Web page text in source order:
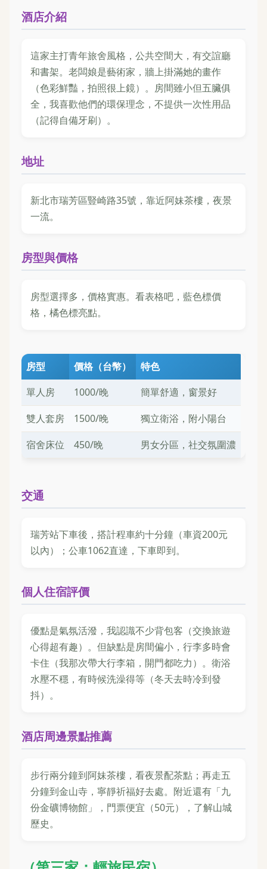
酒店介紹
這家主打青年旅舍風格，公共空間大，有交誼廳
和書架。老闆娘是藝術家，牆上掛滿她的畫作
（色彩鮮豔，拍照很上鏡）。房間雖小但五臟俱
全，我喜歡他們的環保理念，不提供一次性用品
（記得自備牙刷）。
地址
新北市瑞芳區豎崎路35號，靠近阿妹茶樓，夜景
一流。
房型與價格
房型選擇多，價格實惠。看表格吧，藍色標價
格，橘色標亮點。
房型 價格（台幣）
特色
單人房
1000/晚
簡單舒適，窗景好
雙人套房
1500/晚
獨立衛浴，附小陽台
宿舍床位
450/晚 男女分區，社交氛圍濃
交通
瑞芳站下車後，搭計程車約十分鐘（車資200元
以內）；公車1062直達，下車即到。
個人住宿評價
優點是氣氛活潑，我認識不少背包客（交換旅遊
心得超有趣）。但缺點是房間偏小，行李多時會
卡住（我那次帶大行李箱，開門都吃力）。衛浴
水壓不穩，有時候洗澡得等（冬天去時冷到發
抖）。
酒店周邊景點推薦
步行兩分鐘到阿妹茶樓，看夜景配茶點；再走五
分鐘到金山寺，寧靜祈福好去處。附近還有「九
份金礦博物館」，門票便宜（50元），了解山城
歷史。